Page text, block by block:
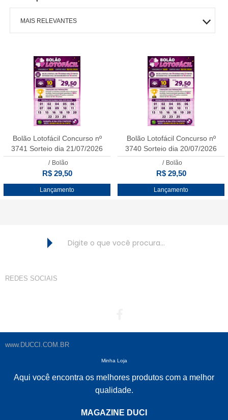
MAIS RELEVANTES
MENOR PREÇO
MAIOR PREÇO
Bolão Lotofácil Concurso nº
3741 Sorteio dia 21/07/2026
15.000.000,00
/ Bolão
R$ 29,50
Lançamento
Bolão Lotofácil Concurso nº
3740 Sorteio dia 20/07/2026
10.000.000,00
/ Bolão
R$ 29,50
Lançamento
REDES SOCIAIS
www.DUCCI.COM.BR
Minha Loja
Aqui você encontra os melhores produtos com a melhor
qualidade.
MAGAZINE DUCI